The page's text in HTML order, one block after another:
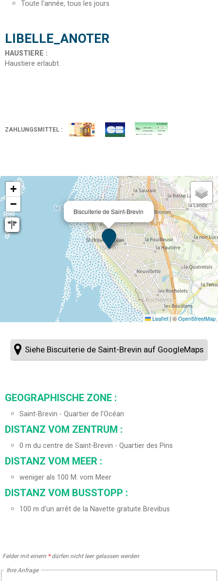
Toute l'année, tous les jours
LIBELLE_ANOTER
HAUSTIERE :
Haustiere erlaubt
ZAHLUNGSMITTEL :
Biscuiterie de Saint-Brevin
+
−
Leaflet | ©OpenStreetMap
Siehe Biscuiterie de Saint-Brevin auf GoogleMaps
GEOGRAPHISCHE ZONE :
Saint-Brevin - Quartier de l'Océan
DISTANZ VOM ZENTRUM :
0 m du centre de Saint-Brevin - Quartier des Pins
DISTANZ VOM MEER :
weniger als 100 M. vom Meer
DISTANZ VOM BUSSTOPP :
100 m d'un arrêt de la Navette gratuite Brevibus
Felder mit einem *dürfen nicht leer gelassen werden
Ihre Anfrage